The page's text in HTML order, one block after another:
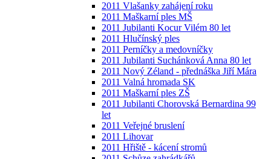
2011 Vlašanky zahájení roku
2011 Maškarní ples MŠ
2011 Jubilanti Kocur Vilém 80 let
2011 Hlučínský ples
2011 Perníčky a medovníčky
2011 Jubilanti Suchánková Anna 80 let
2011 Nový Zéland - přednáška Jiří Mára
2011 Valná hromada SK
2011 Maškarní ples ZŠ
2011 Jubilanti Chorovská Bernardina 99
let
2011 Veřejné bruslení
2011 Lihovar
2011 Hřiště - kácení stromů